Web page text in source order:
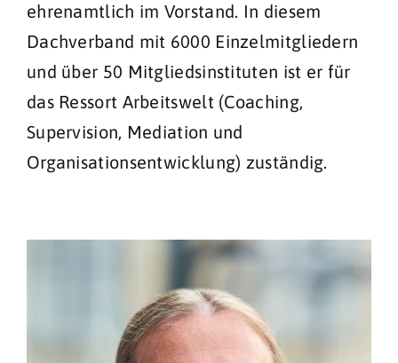
ehrenamtlich im Vorstand. In diesem
Dachverband mit 6000 Einzelmitgliedern
und über 50 Mitgliedsinstituten ist er für
das Ressort Arbeitswelt (Coaching,
Supervision, Mediation und
Organisationsentwicklung) zuständig.